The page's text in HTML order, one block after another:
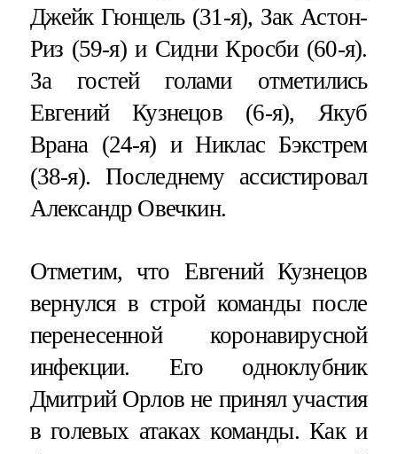
Джейк Гюнцель (31-я), Зак Астон-
Риз (59-я) и Сидни Кросби (60-я).
За гостей голами отметились
Евгений Кузнецов (6-я), Якуб
Врана (24-я) и Никлас Бэкстрем
(38-я). Последнему ассистировал
Александр Овечкин.
Отметим, что Евгений Кузнецов
вернулся в строй команды после
перенесенной коронавирусной
инфекции. Его одноклубник
Дмитрий Орлов не принял участия
в голевых атаках команды. Как и